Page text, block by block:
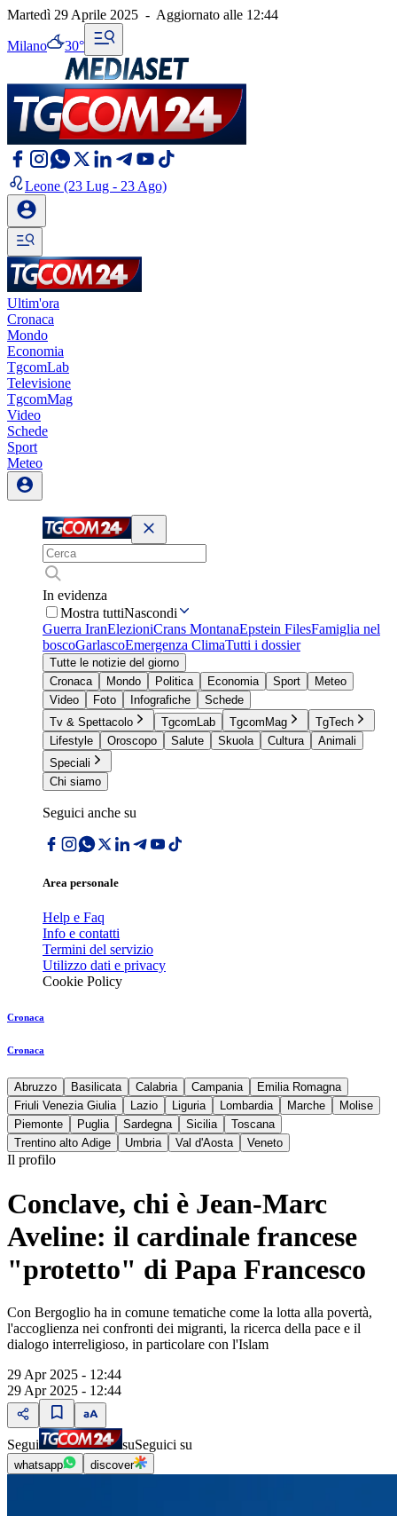
Martedì 29 Aprile 2025 - Aggiornato alle 12:44
Milano 30°
Leone (23 Lug - 23 Ago)
Ultim'ora
Cronaca
Mondo
Economia
TgcomLab
Televisione
TgcomMag
Video
Schede
Sport
Meteo
In evidenza
Mostra tuttiNascondi
Guerra IranElezioniCrans MontanaEpstein FilesFamiglia nel
boscoGarlascoEmergenza ClimaTutti i dossier
Tutte le notizie del giorno
Cronaca
Mondo Politica Economia Sport
Meteo
Video
Foto Infografiche
Schede
Tv & Spettacolo
TgcomLab TgcomMag
TgTech
Lifestyle
Oroscopo Salute Skuola Cultura
Animali
Speciali
Chi siamo
Seguici anche su
Area personale
Help e Faq
Info e contatti
Termini del servizio
Utilizzo dati e privacy
Cookie Policy
Cronaca
Cronaca
Abruzzo Basilicata Calabria Campania
Emilia Romagna
Friuli Venezia Giulia
Lazio Liguria Lombardia Marche
Molise
Piemonte
Puglia Sardegna Sicilia
Toscana
Trentino alto Adige
Umbria Val d'Aosta Veneto
Il profilo
Conclave, chi è Jean-Marc
Aveline: il cardinale francese
"protetto" di Papa Francesco
Con Bergoglio ha in comune tematiche come la lotta alla povertà,
l'accoglienza nei confronti dei migranti, la ricerca della pace e il
dialogo interreligioso, in particolare con l'Islam
29 Apr 2025 - 12:44
29 Apr 2025 - 12:44
Segui suSeguici su
whatsapp discover